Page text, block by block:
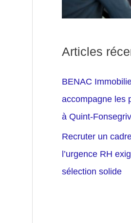
Articles
BENAC
accompagne les
à Quint-
Recruter un
l’urgence RH
sélection solide